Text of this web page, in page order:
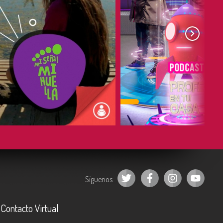
COMPARTIR COMPARTIR
Síguenos
Contacto Virtual